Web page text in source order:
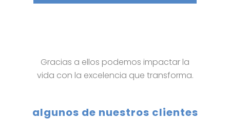
Gracias a ellos podemos impactar la
vida con la excelencia que transforma.
algunos de nuestros clientes